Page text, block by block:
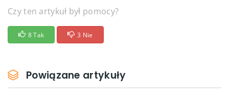
Czy ten artykuł był pomocy?
8 Tak 3 Nie
Powiązane artykuły